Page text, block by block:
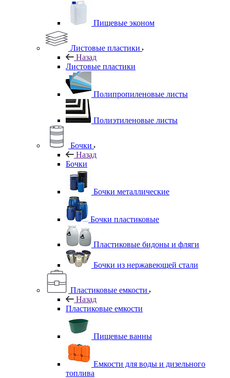
Пищевые эконом
Листовые пластики
Назад
Листовые пластики
Полипропиленовые листы
Полиэтиленовые листы
Бочки
Назад
Бочки
Бочки металлические
Бочки пластиковые
Пластиковые бидоны и фляги
Бочки из нержавеющей стали
Пластиковые емкости
Назад
Пластиковые емкости
Пищевые ванны
Емкости для воды и дизельного
топлива